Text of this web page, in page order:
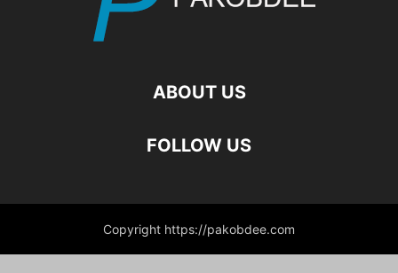
ABOUT US
FOLLOW US
Copyright https://pakobdee.com